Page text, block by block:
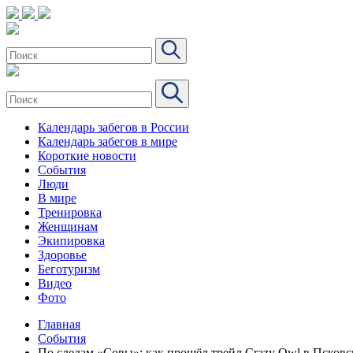
Календарь забегов в России
Календарь забегов в мире
Короткие новости
События
Люди
В мире
Тренировка
Женщинам
Экипировка
Здоровье
Беготуризм
Видео
Фото
Главная
События